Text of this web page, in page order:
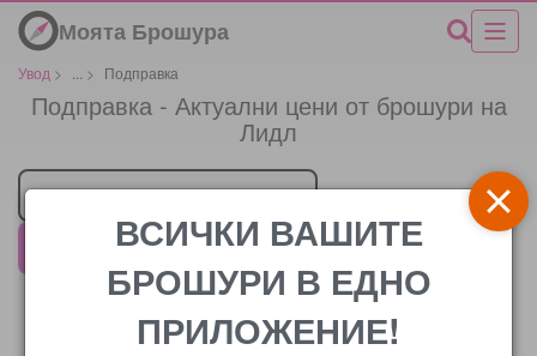
Моята Брошура
Увод > > Подправка
Подправка - Актуални цени от брошури на
Лидл
Търговец
ВСИЧКИ ВАШИТЕ
БРОШУРИ В ЕДНО
ПРИЛОЖЕНИЕ!